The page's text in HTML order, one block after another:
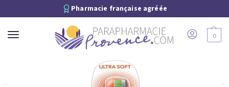
Pharmacie française agréée
0